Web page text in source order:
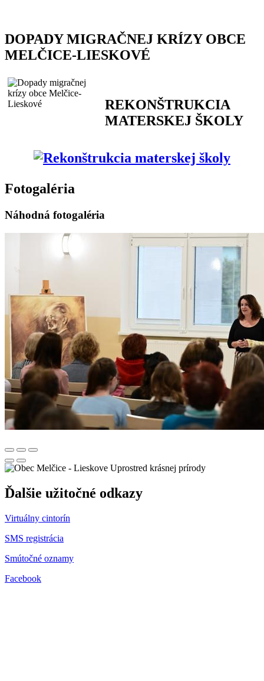
DOPADY MIGRAČNEJ KRÍZY OBCE
MELČICE-LIESKOVÉ
REKONŠTRUKCIA
MATERSKEJ ŠKOLY
Fotogaléria
Náhodná fotogaléria
Uprostred krásnej prírody
Ďalšie užitočné odkazy
Virtuálny cintorín
SMS registrácia
Smútočné oznamy
Facebook